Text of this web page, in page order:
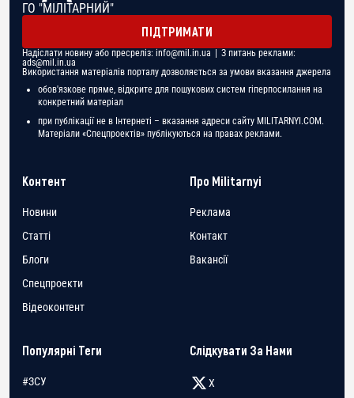
ГО "МІЛІТАРНИЙ"
ПІДТРИМАТИ
Надіслати новину або пресреліз: info@mil.in.ua | З питань реклами:
ads@mil.in.ua
Використання матеріалів порталу дозволяється за умови вказання джерела
обов'язкове пряме, відкрите для пошукових систем гіперпосилання на
конкретний матеріал
при публікації не в Інтернеті – вказання адреси сайту MILITARNYI.COM.
Матеріали «Спецпроектів» публікуються на правах реклами.
Контент
Новини
Статті
Блоги
Спецпроекти
Відеоконтент
Про Militarnyi
Реклама
Контакт
Вакансії
Популярні Теги
#ЗСУ
Слідкувати За Нами
X